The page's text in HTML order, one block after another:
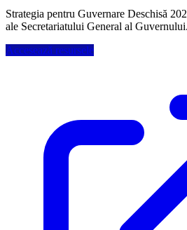
Strategia pentru Guvernare Deschisă
ale Secretariatului General al Guvernului.
Accesează resursele